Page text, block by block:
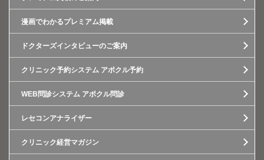
漫画でわかるプレミアム掲載
ドクターズインタビューのご案内
クリニック予約システム アポクル予約
WEB問診システム アポクル問診
レセコンアナライザー
クリニック経営マガジン